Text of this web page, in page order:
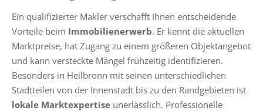
Ein qualifizierter Makler verschafft Ihnen entscheidende
Vorteile beim Immobilienerwerb. Er kennt die aktuellen
Marktpreise, hat Zugang zu einem größeren Objektangebot
und kann versteckte Mängel frühzeitig identifizieren.
Besonders in Heilbronn mit seinen unterschiedlichen
Stadtteilen von der Innenstadt bis zu den Randgebieten ist
lokale Marktexpertise unerlässlich. Professionelle